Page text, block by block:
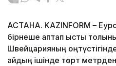
АСТАНА. KAZINFORM –
бірнеше аптап ыстық
Швейцарияның
айдың ішінде төрт